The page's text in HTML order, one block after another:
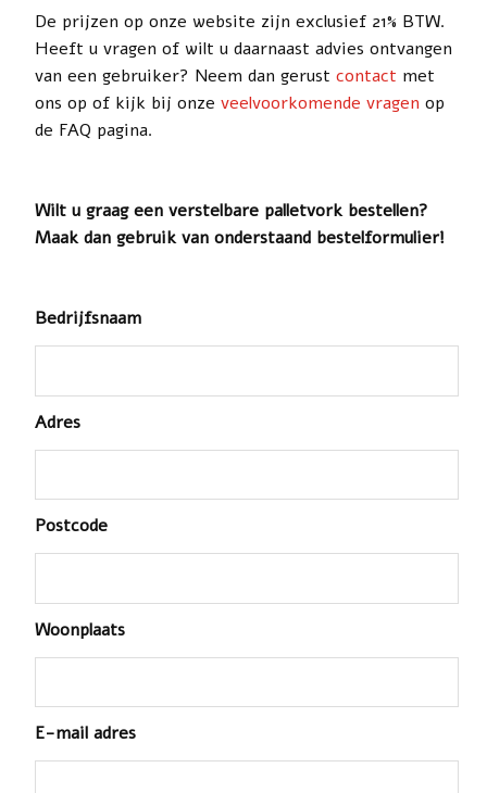
De prijzen op onze website zijn exclusief 21% BTW.
Heeft u vragen of wilt u daarnaast advies ontvangen
van een gebruiker? Neem dan gerust contact met
ons op of kijk bij onze veelvoorkomende vragen op
de FAQ pagina.
Wilt u graag een verstelbare palletvork bestellen?
Maak dan gebruik van onderstaand bestelformulier!
Bedrijfsnaam
Adres
Postcode
Woonplaats
E-mail adres